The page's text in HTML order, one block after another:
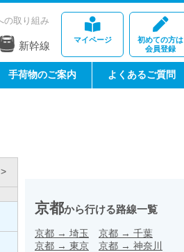
マイページ
初めての方は
会員登録
の取り組み
新幹線
手荷物のご案内 よくあるご質問
京都から行ける路線一覧
京都 → 埼玉 京都 → 千葉
京都 → 東京 京都 → 神奈川